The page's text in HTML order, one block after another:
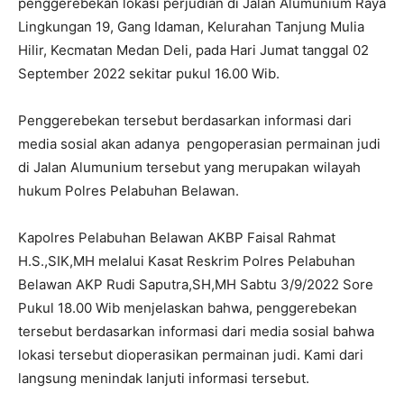
Lingkungan 19, Gang Idaman, Kelurahan Tanjung Mulia
Hilir, Kecmatan Medan Deli, pada Hari Jumat tanggal 02
September 2022 sekitar pukul 16.00 Wib.
Penggerebekan tersebut berdasarkan informasi dari
media sosial akan adanya pengoperasian permainan judi
di Jalan Alumunium tersebut yang merupakan wilayah
hukum Polres Pelabuhan Belawan.
Kapolres Pelabuhan Belawan AKBP Faisal Rahmat
H.S.,SIK,MH melalui Kasat Reskrim Polres Pelabuhan
Belawan AKP Rudi Saputra,SH,MH Sabtu 3/9/2022 Sore
Pukul 18.00 Wib menjelaskan bahwa, penggerebekan
tersebut berdasarkan informasi dari media sosial bahwa
lokasi tersebut dioperasikan permainan judi. Kami dari
langsung menindak lanjuti informasi tersebut.